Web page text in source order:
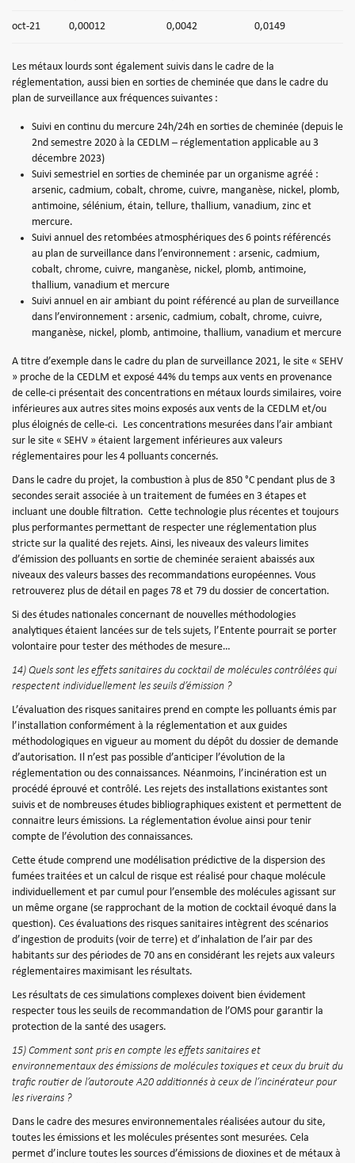
oct-21 0,00012 0,0042 0,0149
Les métaux lourds sont également suivis dans le cadre de la
réglementation, aussi bien en sorties de cheminée que dans le cadre du
plan de surveillance aux fréquences suivantes :
Suivi en continu du mercure 24h/24h en sorties de cheminée (depuis le
2nd semestre 2020 à la CEDLM – réglementation applicable au 3
décembre 2023)
Suivi semestriel en sorties de cheminée par un organisme agréé :
arsenic, cadmium, cobalt, chrome, cuivre, manganèse, nickel, plomb,
antimoine, sélénium, étain, tellure, thallium, vanadium, zinc et
mercure.
Suivi annuel des retombées atmosphériques des 6 points référencés
au plan de surveillance dans l’environnement : arsenic, cadmium,
cobalt, chrome, cuivre, manganèse, nickel, plomb, antimoine,
thallium, vanadium et mercure
Suivi annuel en air ambiant du point référencé au plan de surveillance
dans l’environnement : arsenic, cadmium, cobalt, chrome, cuivre,
manganèse, nickel, plomb, antimoine, thallium, vanadium et mercure
A titre d’exemple dans le cadre du plan de surveillance 2021, le site « SEHV
» proche de la CEDLM et exposé 44% du temps aux vents en provenance
de celle-ci présentait des concentrations en métaux lourds similaires, voire
inférieures aux autres sites moins exposés aux vents de la CEDLM et/ou
plus éloignés de celle-ci. Les concentrations mesurées dans l’air ambiant
sur le site « SEHV » étaient largement inférieures aux valeurs
réglementaires pour les 4 polluants concernés.
Dans le cadre du projet, la combustion à plus de 850 °C pendant plus de 3
secondes serait associée à un traitement de fumées en 3 étapes et
incluant une double filtration. Cette technologie plus récentes et toujours
plus performantes permettant de respecter une réglementation plus
stricte sur la qualité des rejets. Ainsi, les niveaux des valeurs limites
d’émission des polluants en sortie de cheminée seraient abaissés aux
niveaux des valeurs basses des recommandations européennes. Vous
retrouverez plus de détail en pages 78 et 79 du dossier de concertation.
Si des études nationales concernant de nouvelles méthodologies
analytiques étaient lancées sur de tels sujets, l’Entente pourrait se porter
volontaire pour tester des méthodes de mesure…
14) Quels sont les effets sanitaires du cocktail de molécules contrôlées qui
respectent individuellement les seuils d’émission ?
L’évaluation des risques sanitaires prend en compte les polluants émis par
l’installation conformément à la réglementation et aux guides
méthodologiques en vigueur au moment du dépôt du dossier de demande
d’autorisation. Il n’est pas possible d’anticiper l’évolution de la
réglementation ou des connaissances. Néanmoins, l’incinération est un
procédé éprouvé et contrôlé. Les rejets des installations existantes sont
suivis et de nombreuses études bibliographiques existent et permettent de
connaitre leurs émissions. La réglementation évolue ainsi pour tenir
compte de l’évolution des connaissances.
Cette étude comprend une modélisation prédictive de la dispersion des
fumées traitées et un calcul de risque est réalisé pour chaque molécule
individuellement et par cumul pour l’ensemble des molécules agissant sur
un même organe (se rapprochant de la motion de cocktail évoqué dans la
question). Ces évaluations des risques sanitaires intègrent des scénarios
d’ingestion de produits (voir de terre) et d’inhalation de l’air par des
habitants sur des périodes de 70 ans en considérant les rejets aux valeurs
réglementaires maximisant les résultats.
Les résultats de ces simulations complexes doivent bien évidement
respecter tous les seuils de recommandation de l’OMS pour garantir la
protection de la santé des usagers.
15) Comment sont pris en compte les effets sanitaires et
environnementaux des émissions de molécules toxiques et ceux du bruit du
trafic routier de l’autoroute A20 additionnés à ceux de l’incinérateur pour
les riverains ?
Dans le cadre des mesures environnementales réalisées autour du site,
toutes les émissions et les molécules présentes sont mesurées. Cela
permet d’inclure toutes les sources d’émissions de dioxines et de métaux à